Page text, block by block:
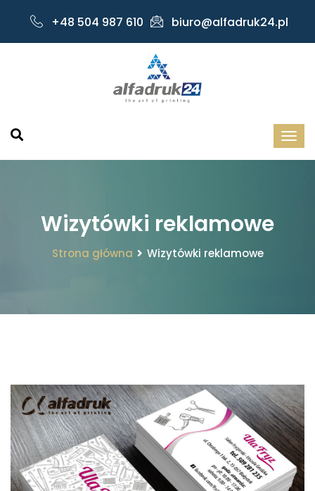
+48 504 987 610 biuro@alfadruk24.pl
Wizytówki reklamowe
Strona główna Wizytówki reklamowe